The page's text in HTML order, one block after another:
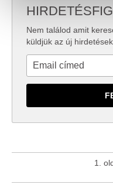
valamint
közösségi média-,
megosztjuk az Ön
adatait, akik
adatokkal, amelyeket
Ön által használt más
Nem találod amit
küldjük az új
1.